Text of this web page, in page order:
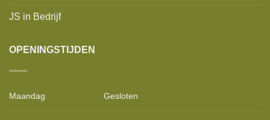
JS in Bedrijf
OPENINGSTIJDEN
Maandag Gesloten